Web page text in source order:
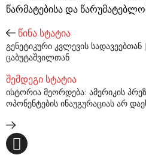
წარმატებისა და
წინა სტატია
გენეტიკური კვლევის სადავეებთან
ცაბუტაშვილთან
შემდეგი სტატია
ისტორია მეორდება: ამერიკის
ოპონენტების ინაუგურაციას არ